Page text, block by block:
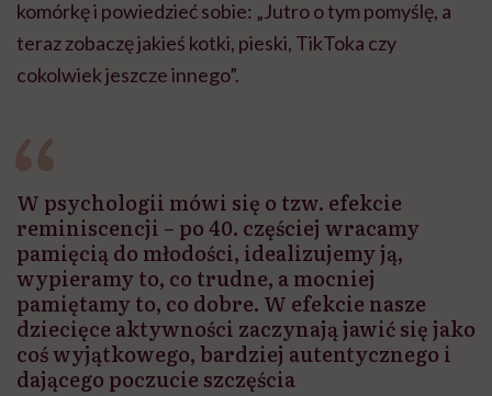
komórkę i powiedzieć sobie: „Jutro o tym pomyślę, a
teraz zobaczę jakieś kotki, pieski, TikToka czy
cokolwiek jeszcze innego”.
W psychologii mówi się o tzw. efekcie
reminiscencji – po 40. częściej wracamy
pamięcią do młodości, idealizujemy ją,
wypieramy to, co trudne, a mocniej
pamiętamy to, co dobre. W efekcie nasze
dziecięce aktywności zaczynają jawić się jako
coś wyjątkowego, bardziej autentycznego i
dającego poczucie szczęścia